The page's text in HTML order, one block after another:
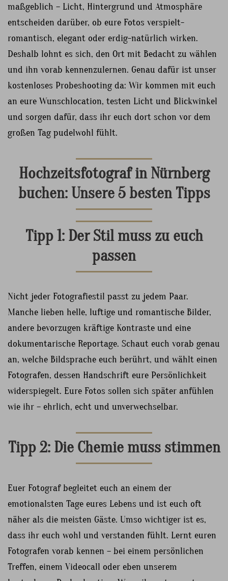
maßgeblich – Licht, Hintergrund und Atmosphäre
entscheiden darüber, ob eure Fotos verspielt-
romantisch, elegant oder erdig-natürlich wirken.
Deshalb lohnt es sich, den Ort mit Bedacht zu wählen
und ihn vorab kennenzulernen. Genau dafür ist unser
kostenloses Probeshooting da: Wir kommen mit euch
an eure Wunschlocation, testen Licht und Blickwinkel
und sorgen dafür, dass ihr euch dort schon vor dem
großen Tag pudelwohl fühlt.
Hochzeitsfotograf in Nürnberg
buchen: Unsere 5 besten Tipps
Tipp 1: Der Stil muss zu euch
passen
Nicht jeder Fotografiestil passt zu jedem Paar.
Manche lieben helle, luftige und romantische Bilder,
andere bevorzugen kräftige Kontraste und eine
dokumentarische Reportage. Schaut euch vorab genau
an, welche Bildsprache euch berührt, und wählt einen
Fotografen, dessen Handschrift eure Persönlichkeit
widerspiegelt. Eure Fotos sollen sich später anfühlen
wie ihr – ehrlich, echt und unverwechselbar.
Tipp 2: Die Chemie muss stimmen
Euer Fotograf begleitet euch an einem der
emotionalsten Tage eures Lebens und ist euch oft
näher als die meisten Gäste. Umso wichtiger ist es,
dass ihr euch wohl und verstanden fühlt. Lernt euren
Fotografen vorab kennen – bei einem persönlichen
Treffen, einem Videocall oder eben unserem